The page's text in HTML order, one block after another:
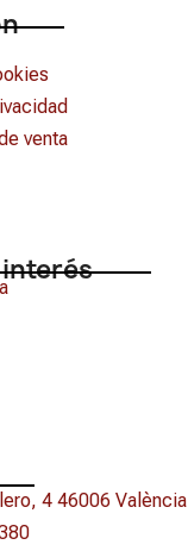
venta
interés
4 46006 València